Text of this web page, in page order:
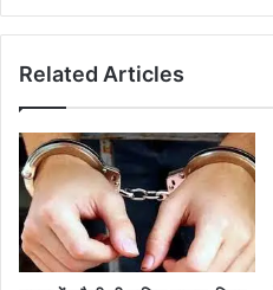
Related Articles